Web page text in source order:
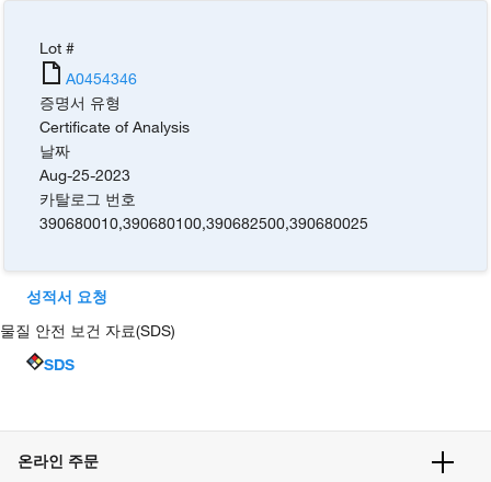
Lot #
A0454346
증명서 유형
Certificate of Analysis
날짜
Aug-25-2023
카탈로그 번호
390680010,390680100,390682500,390680025
성적서 요청
물질 안전 보건 자료(SDS)
SDS
온라인 주문